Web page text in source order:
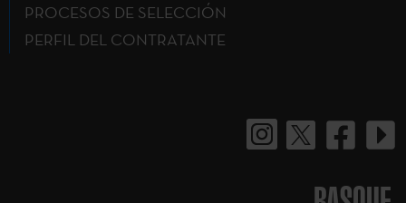
PROCESOS DE SELECCIÓN
PERFIL DEL CONTRATANTE